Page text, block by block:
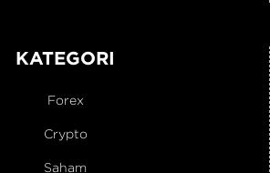
KATEGORI
Forex
Crypto
Saham